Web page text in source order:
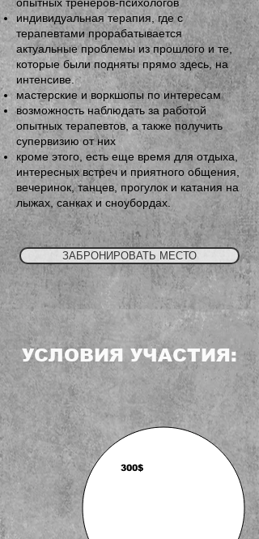
индивидуальная терапия, где с
терапевтами прорабатывается
актуальные проблемы из прошлого и те,
которые были подняты прямо здесь, на
интенсиве.
мастерские и воркшопы по интересам
возможность наблюдать за работой
опытных терапевтов, а также получить
супервизию от них
кроме этого, есть еще время для отдыха,
интересных встреч и приятного общения,
вечеринок, танцев, прогулок и катания на
лыжах, санках и сноубордах.
ЗАБРОНИРОВАТЬ МЕСТО
УСЛОВИЯ УЧАСТИЯ:
300$